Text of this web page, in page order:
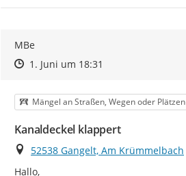
MBe
Zeitpunkt des Erstellens
Zeitpunkt des Erstellens
1. Juni um 18:31
Kategorie
Mängel an Straßen, Wegen oder Plätzen
Kanaldeckel klappert
Ort
52538 Gangelt, Am Krümmelbach
Hallo,